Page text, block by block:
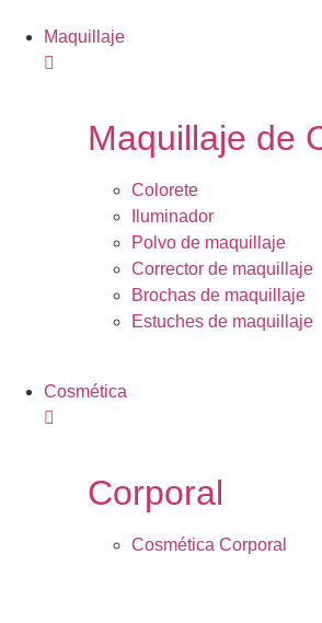
Maquillaje
Maquillaje de
Colorete
Iluminador
Polvo de maquillaje
Corrector de maquillaje
Brochas de maquillaje
Estuches de maquillaje
Cosmética
Corporal
Cosmética Corporal